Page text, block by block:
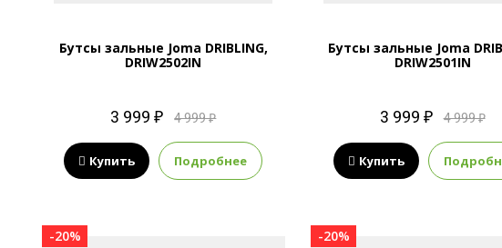
Бутсы зальные Joma DRIBLING,
DRIW2502IN
3 999 ₽ 4 999 ₽
Купить Подробнее
Бутсы зальные Joma
DRIW2501IN
3 999 ₽ 4 999 ₽
Купить
-20% -20%